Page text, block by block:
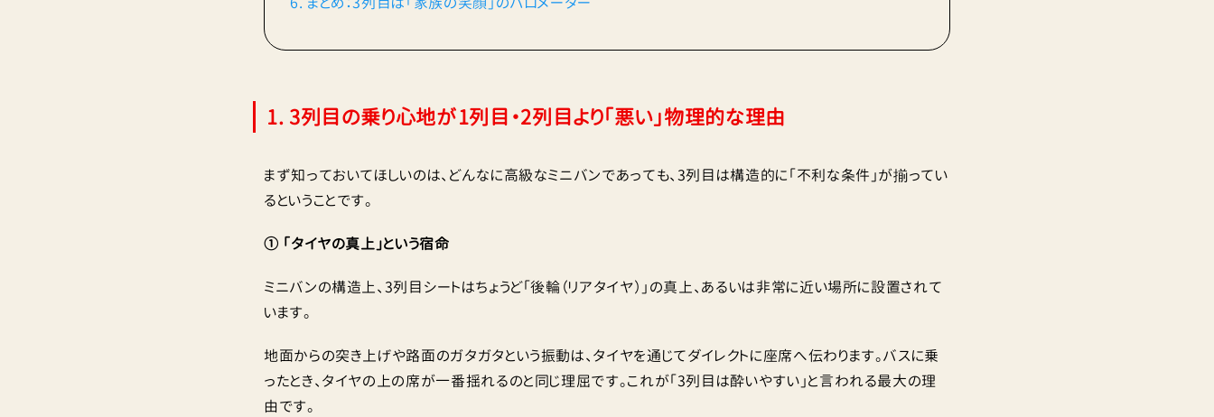
1. 3列目の乗り心地が1列目・2列目より「悪い」物理的な理由
まず知っておいてほしいのは、どんなに高級なミニバンであっても、3列目は構造的に「不利な条件」が揃ってい
るということです。
① 「タイヤの真上」という宿命
ミニバンの構造上、3列目シートはちょうど「後輪（リアタイヤ）」の真上、あるいは非常に近い場所に設置されて
います。
地面からの突き上げや路面のガタガタという振動は、タイヤを通じてダイレクトに座席へ伝わります。バスに乗
ったとき、タイヤの上の席が一番揺れるのと同じ理屈です。これが「3列目は酔いやすい」と言われる最大の理
由です。